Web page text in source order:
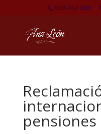
983 262 389